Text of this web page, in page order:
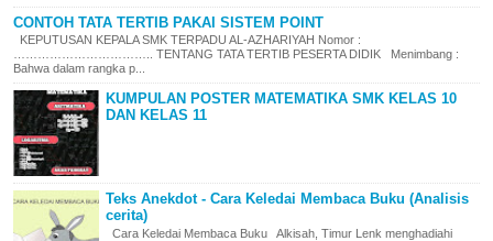
CONTOH TATA TERTIB PAKAI SISTEM POINT
KEPUTUSAN KEPALA SMK TERPADU AL-AZHARIYAH Nomor :
…………………………….. TENTANG TATA TERTIB PESERTA DIDIK Menimbang :
Bahwa dalam rangka p...
KUMPULAN POSTER MATEMATIKA SMK KELAS 10
DAN KELAS 11
Teks Anekdot - Cara Keledai Membaca Buku (Analisis
cerita)
Cara Keledai Membaca Buku Alkisah, Timur Lenk menghadiahi